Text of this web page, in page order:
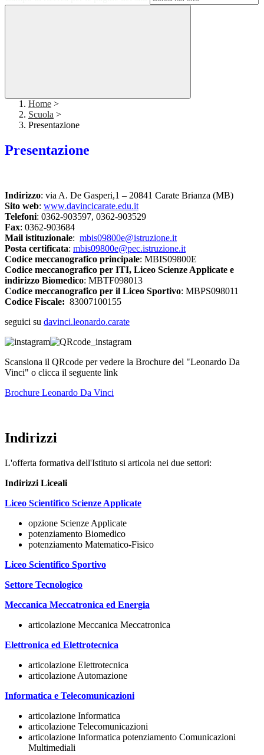
Home >
Scuola >
Presentazione
Presentazione
Indirizzo: via A. De Gasperi,1 – 20841 Carate Brianza (MB)
Sito web: www.davincicarate.edu.it
Telefoni: 0362-903597, 0362-903529
Fax: 0362-903684
Mail istituzionale: mbis09800e@istruzione.it
Posta certificata: mbis09800e@pec.istruzione.it
Codice meccanografico principale: MBIS09800E
Codice meccanografico per ITI, Liceo Scienze Applicate e
indirizzo Biomedico: MBTF098013
Codice meccanografico per il Liceo Sportivo: MBPS098011
Codice Fiscale: 83007100155
seguici su davinci.leonardo.carate
Scansiona il QRcode per vedere la Brochure del "Leonardo Da
Vinci" o clicca il seguente link
Brochure Leonardo Da Vinci
Indirizzi
L'offerta formativa dell'Istituto si articola nei due settori:
Indirizzi Liceali
Liceo Scientifico Scienze Applicate
opzione Scienze Applicate
potenziamento Biomedico
potenziamento Matematico-Fisico
Liceo Scientifico Sportivo
Settore Tecnologico
Meccanica Meccatronica ed Energia
articolazione Meccanica Meccatronica
Elettronica ed Elettrotecnica
articolazione Elettrotecnica
articolazione Automazione
Informatica e Telecomunicazioni
articolazione Informatica
articolazione Telecomunicazioni
articolazione Informatica potenziamento Comunicazioni
Multimediali